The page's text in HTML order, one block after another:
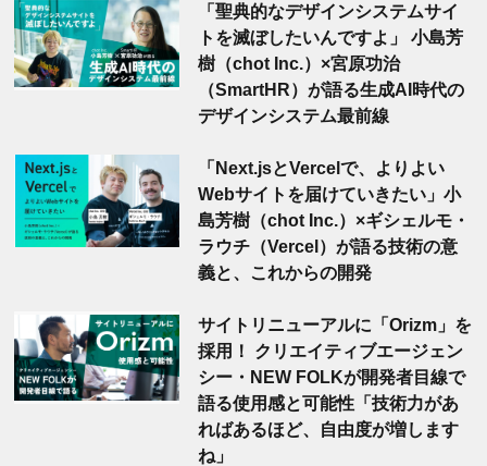
「聖典的なデザインシステムサイ
トを滅ぼしたいんですよ」 小島芳
樹（chot Inc.）×宮原功治
（SmartHR）が語る生成AI時代の
デザインシステム最前線
「Next.jsとVercelで、よりよい
Webサイトを届けていきたい」小
島芳樹（chot Inc.）×ギシェルモ・
ラウチ（Vercel）が語る技術の意
義と、これからの開発
サイトリニューアルに「Orizm」を
採用！ クリエイティブエージェン
シー・NEW FOLKが開発者目線で
語る使用感と可能性「技術力があ
ればあるほど、自由度が増します
ね」